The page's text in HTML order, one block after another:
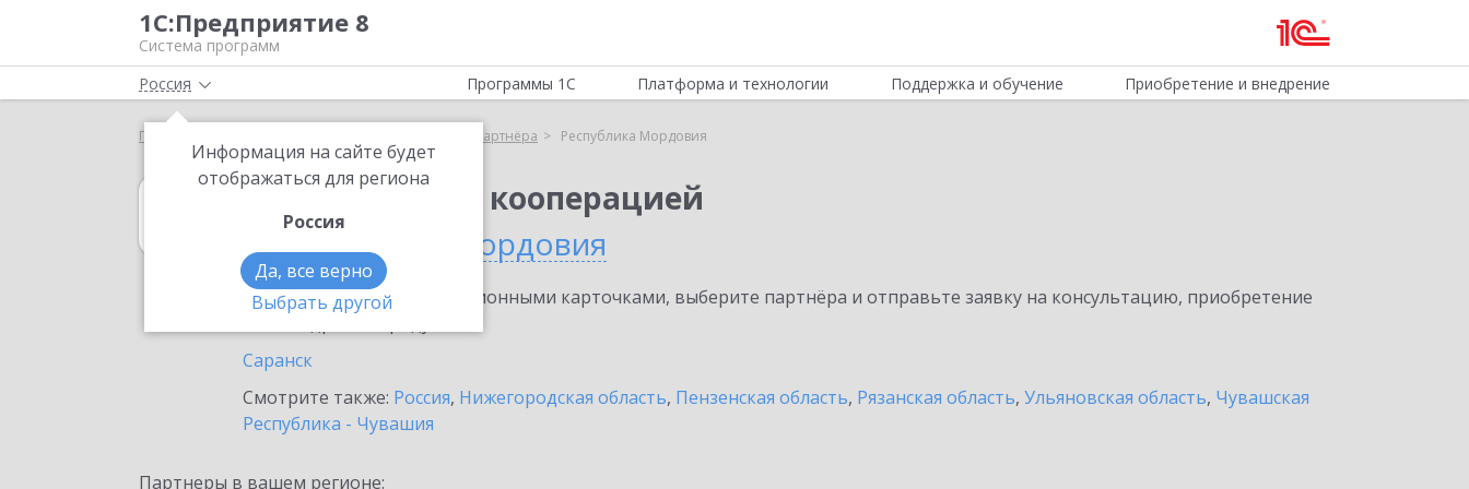
1С:Предприятие 8
Система программ
Россия
Информация на сайте будет
отображаться для региона
Россия
Да, все верно
Выбрать другой
Программы 1С Платформа и технологии Поддержка и обучение Приобретение и внедрение
Главная Выбор партнёра Республика Мордовия
1С:Управление кооперацией
в Республике Мордовия
Ознакомьтесь с информационными карточками, выберите партнёра и отправьте заявку на консультацию, приобретение
Саранск
Смотрите также: Россия, Нижегородская область, Пензенская область, Рязанская область, Ульяновская область, Чувашская
Республика - Чувашия
Партнеры в вашем регионе: